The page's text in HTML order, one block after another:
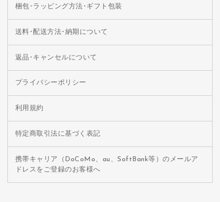
梱包･ラッピング方法･ギフト包装
送料･配送方法･納期について
返品･キャンセルについて
プライバシーポリシー
利用規約
特定商取引法に基づく表記
携帯キャリア（DoCoMo、au、SoftBank等）のメールア
ドレスをご登録のお客様へ